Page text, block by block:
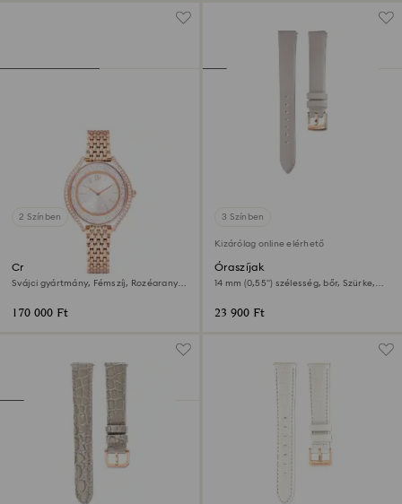
2 Színben
Crystalline aura óra
Svájci gyártmány, Fémszíj, Rozéarany
170 000 Ft
3 Színben
Kizárólag online elérhető
Óraszíjak
14 mm (0,55") szélesség, bőr, Szürke,
23 900 Ft